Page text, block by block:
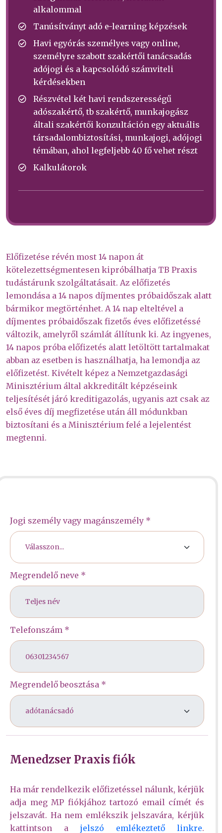
alkalommal
Tanúsítványt adó e-learning képzések
Havi egyórás személyes vagy online,
személyre szabott szakértői tanácsadás
adójogi és a kapcsolódó számviteli
kérdésekben
Részvétel két havi rendszerességű
adószakértő, tb szakértő, munkajogász
általi szakértői konzultáción egy aktuális
társadalombiztosítási, munkajogi, adójogi
témában, ahol legfeljebb 40 fő vehet részt
Kalkulátorok
Előfizetése révén most 14 napon át
kötelezettségmentesen kipróbálhatja TB Praxis
tudástárunk szolgáltatásait. Az előfizetés
lemondása a 14 napos díjmentes próbaidőszak alatt
bármikor megtörténhet. A 14 nap elteltével a
díjmentes próbaidőszak fizetős éves előfizetéssé
változik, amelyről számlát állítunk ki. Az ingyenes,
14 napos próba előfizetés alatt letöltött tartalmakat
abban az esetben is használhatja, ha lemondja az
előfizetést. Kivételt képez a Nemzetgazdasági
Minisztérium által akkreditált képzéseink
teljesítését járó kreditigazolás, ugyanis azt csak az
első éves díj megfizetése után áll módunkban
biztosítani és a Minisztérium felé a lejelentést
megtenni.
Jogi személy vagy magánszemély *
Megrendelő neve *
Telefonszám *
Megrendelő beosztása *
Menedzser Praxis fiók
Ha már rendelkezik előfizetéssel nálunk, kérjük
adja meg MP fiókjához tartozó email címét és
jelszavát. Ha nem emlékszik jelszavára, kérjük
kattintson a jelszó emlékeztető linkre.